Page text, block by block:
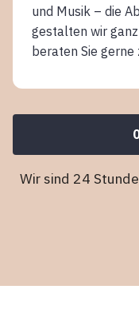
und Musik – die
gestalten wir
beraten Sie
Wir sind 24